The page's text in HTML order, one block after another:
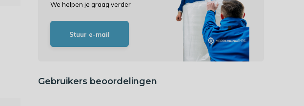
We helpen je graag verder
Stuur e-mail
Gebruikers beoordelingen